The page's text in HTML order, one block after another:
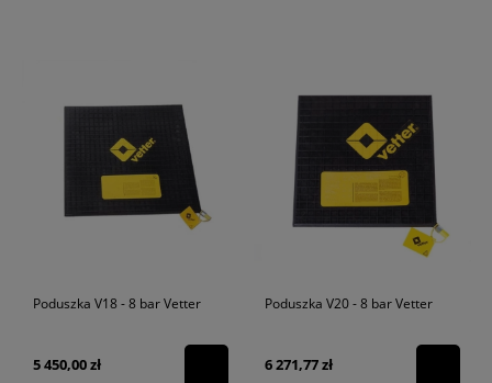
Poduszka V18 - 8 bar Vetter
5 450,00 zł
Poduszka V20 - 8 bar Vetter
6 271,77 zł